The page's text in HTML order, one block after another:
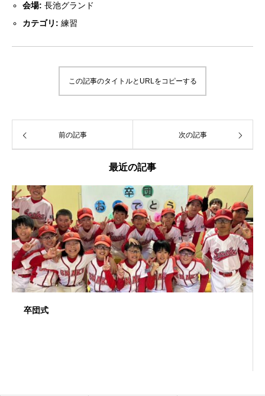
会場: 長池グランド
カテゴリ: 練習
この記事のタイトルとURLをコピーする
前の記事 次の記事
最近の記事
卒団式